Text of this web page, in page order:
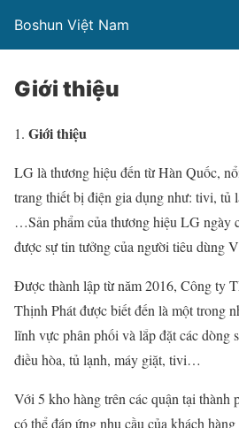
Boshun Việt Nam
Giới thiệu
Giới thiệu
LG là thương hiệu đến từ Hàn Quốc,
trang thiết bị điện gia dụng như: tivi, tủ
…Sản phẩm của thương hiệu LG ngày
được sự tin tưởng của người tiêu dùng
Được thành lập từ năm 2016, Công ty
Thịnh Phát được biết đến là một trong
lĩnh vực phân phối và lắp đặt các dòng
điều hòa, tủ lạnh, máy giặt, tivi…
Với 5 kho hàng trên các quận tại
có thể đáp ứng nhu cầu của khách